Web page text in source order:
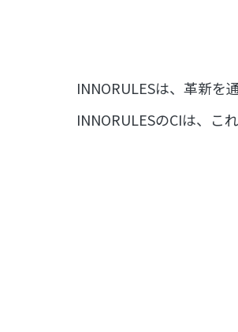
INNORULESは、革新を
INNORULESのCIは、こ